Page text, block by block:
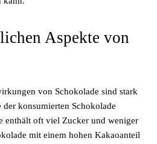
Aspekte von
von Schokolade sind stark
konsumierten Schokolade
enthält oft viel Zucker und weniger
mit einem hohen Kakaoanteil